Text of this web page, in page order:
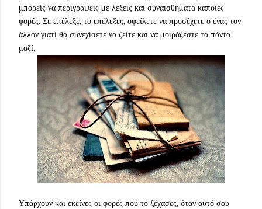
μπορείς να περιγράψεις με λέξεις και συναισθήματα κάποιες
φορές. Σε επέλεξε, το επέλεξες, οφείλετε να προσέχετε ο ένας τον
άλλον γιατί θα συνεχίσετε να ζείτε και να μοιράζεστε τα πάντα
μαζί.
Υπάρχουν και εκείνες οι φορές που το ξέχασες, όταν αυτό σου